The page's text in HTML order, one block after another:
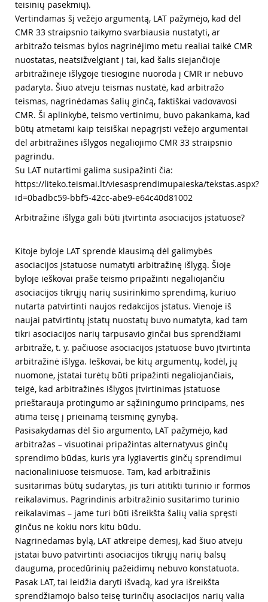
teisinių pasekmių).
Vertindamas šį vežėjo argumentą, LAT pažymėjo, kad dėl
CMR 33 straipsnio taikymo svarbiausia nustatyti, ar
arbitražo teismas bylos nagrinėjimo metu realiai taikė CMR
nuostatas, neatsižvelgiant į tai, kad šalis siejančioje
arbitražinėje išlygoje tiesioginė nuoroda į CMR ir nebuvo
padaryta. Šiuo atveju teismas nustatė, kad arbitražo
teismas, nagrinėdamas šalių ginčą, faktiškai vadovavosi
CMR. Ši aplinkybė, teismo vertinimu, buvo pakankama, kad
būtų atmetami kaip teisiškai nepagrįsti vežėjo argumentai
dėl arbitražinės išlygos negaliojimo CMR 33 straipsnio
pagrindu.
Su LAT nutartimi galima susipažinti čia:
https://liteko.teismai.lt/viesasprendimupaieska/tekstas.aspx?
id=0badbc59-bbf5-42cc-abe9-e64c40d81002
Arbitražinė išlyga gali būti įtvirtinta asociacijos įstatuose?
Kitoje byloje LAT sprendė klausimą dėl galimybės
asociacijos įstatuose numatyti arbitražinę išlygą. Šioje
byloje ieškovai prašė teismo pripažinti negaliojančiu
asociacijos tikrųjų narių susirinkimo sprendimą, kuriuo
nutarta patvirtinti naujos redakcijos įstatus. Vienoje iš
naujai patvirtintų įstatų nuostatų buvo numatyta, kad tam
tikri asociacijos narių tarpusavio ginčai bus sprendžiami
arbitraže, t. y. pačiuose asociacijos įstatuose buvo įtvirtinta
arbitražinė išlyga. Ieškovai, be kitų argumentų, kodėl, jų
nuomone, įstatai turėtų būti pripažinti negaliojančiais,
teigė, kad arbitražinės išlygos įtvirtinimas įstatuose
prieštarauja protingumo ar sąžiningumo principams, nes
atima teisę į prieinamą teisminę gynybą.
Pasisakydamas dėl šio argumento, LAT pažymėjo, kad
arbitražas – visuotinai pripažintas alternatyvus ginčų
sprendimo būdas, kuris yra lygiavertis ginčų sprendimui
nacionaliniuose teismuose. Tam, kad arbitražinis
susitarimas būtų sudarytas, jis turi atitikti turinio ir formos
reikalavimus. Pagrindinis arbitražinio susitarimo turinio
reikalavimas – jame turi būti išreikšta šalių valia spręsti
ginčus ne kokiu nors kitu būdu.
Nagrinėdamas bylą, LAT atkreipė dėmesį, kad šiuo atveju
įstatai buvo patvirtinti asociacijos tikrųjų narių balsų
dauguma, procedūrinių pažeidimų nebuvo konstatuota.
Pasak LAT, tai leidžia daryti išvadą, kad yra išreikšta
sprendžiamojo balso teisę turinčių asociacijos narių valia